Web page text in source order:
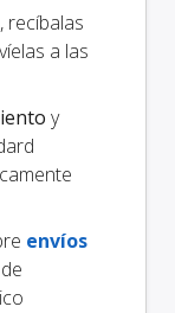
, recíbalas
a las
y
envíos